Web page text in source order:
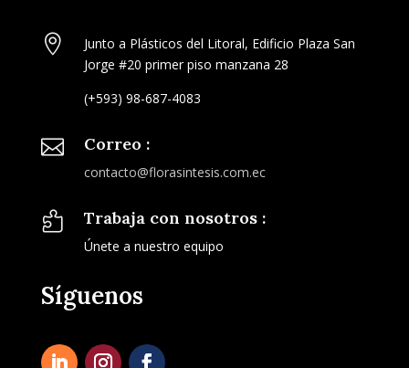

Junto a Plásticos del Litoral, Edificio Plaza San
Jorge #20 primer piso manzana 28
(+593) 98-687-4083
 Correo :
contacto@florasintesis.com.ec
 Trabaja con nosotros :
Únete a nuestro equipo
Síguenos